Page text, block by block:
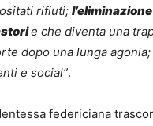
rifiuti;
e che diventa una
dopo una lunga agonia;
e social”.
federiciana